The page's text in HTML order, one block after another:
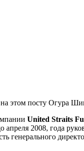
этом посту Огура
United Straits
апреля 2008, года
генерального